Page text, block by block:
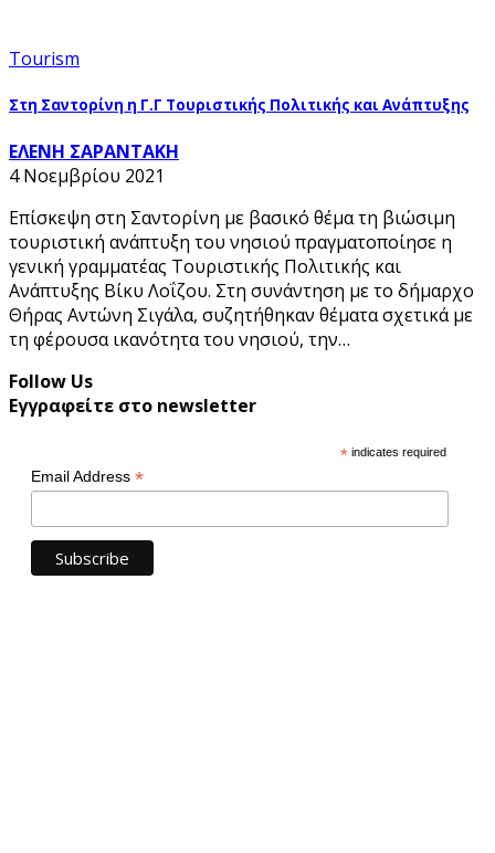
Tourism
Στη Σαντορίνη η Γ.Γ Τουριστικής Πολιτικής και Ανάπτυξης
ΕΛΕΝΗ ΣΑΡΑΝΤΑΚΗ
4 Νοεμβρίου 2021
Επίσκεψη στη Σαντορίνη με βασικό θέμα τη βιώσιμη
τουριστική ανάπτυξη του νησιού πραγματοποίησε η
γενική γραμματέας Τουριστικής Πολιτικής και
Ανάπτυξης Βίκυ Λοΐζου. Στη συνάντηση με το δήμαρχο
Θήρας Αντώνη Σιγάλα, συζητήθηκαν θέματα σχετικά με
τη φέρουσα ικανότητα του νησιού, την…
Follow Us
Εγγραφείτε στο newsletter
* indicates required
Email Address *